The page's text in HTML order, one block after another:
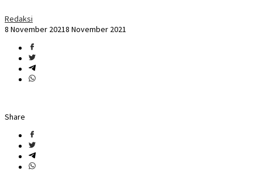
Redaksi
8 November 20218 November 2021
Share